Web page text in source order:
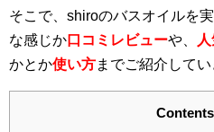
そこで、shiroのバスオイルを
な感じか口コミレビューや、
かとか使い方までご紹介して
Contents